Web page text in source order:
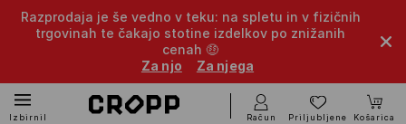
Razprodaja je še vedno v teku: na spletu in v fizičnih
trgovinah te čakajo stotine izdelkov po znižanih
cenah 🤑
Za njo
Za njega
Izbirnik Račun Priljubljene Košarica